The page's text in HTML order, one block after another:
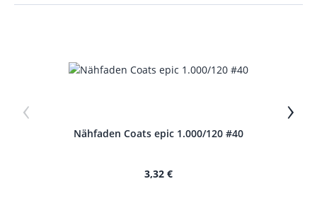
‹
Nähfaden Coats epic 1.000/120 #40
3,32 €
›